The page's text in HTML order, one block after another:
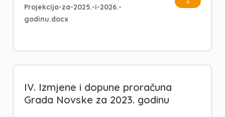
Projekcija-za-2025.-i-2026.-
godinu.docx
IV. Izmjene i dopune proračuna
Grada Novske za 2023. godinu